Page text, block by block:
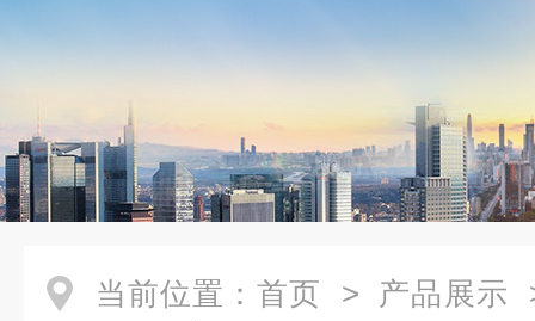
当前位置： 首页 > 产品展示